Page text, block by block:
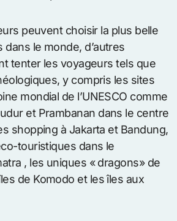
peuvent choisir la plus belle
dans le monde, d’autres
tenter les voyageurs tels que
y compris les sites
mondial de l’UNESCO comme
et Prambanan dans le centre
shopping à Jakarta et Bandung,
touristiques dans le
, les uniques « dragons» de
de Komodo et les îles aux